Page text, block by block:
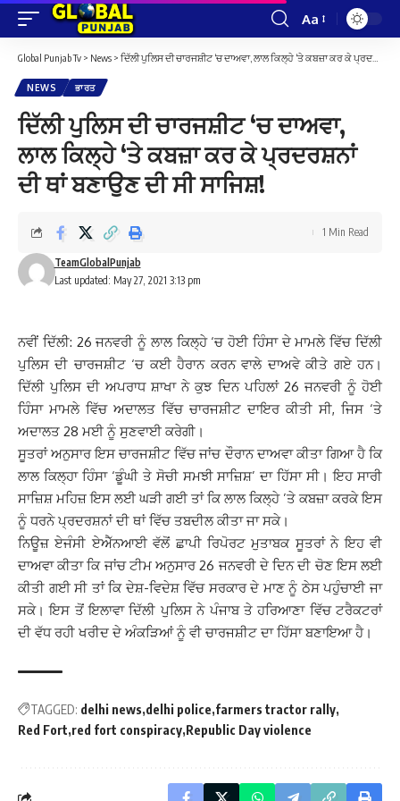
Font
Resizer
Aa
Global Punjab Tv > News > ਦਿੱਲੀ ਪੁਲਿਸ ਦੀ ਚਾਰਜਸ਼ੀਟ ‘ਚ ਦਾਅਵਾ, ਲਾਲ ਕਿਲ੍ਹੇ ‘ਤੇ ਕਬਜ਼ਾ ਕਰ ਕੇ ਪ੍ਰਦਰਸ਼ਨਾਂ ਦੀ ਥਾਂ ਬਣਾਉਣ ਦੀ ਸੀ ਸਾਜਿਸ਼!
NEWS ਭਾਰਤ
ਦਿੱਲੀ ਪੁਲਿਸ ਦੀ ਚਾਰਜਸ਼ੀਟ ‘ਚ ਦਾਅਵਾ,
ਲਾਲ ਕਿਲ੍ਹੇ ‘ਤੇ ਕਬਜ਼ਾ ਕਰ ਕੇ ਪ੍ਰਦਰਸ਼ਨਾਂ
ਦੀ ਥਾਂ ਬਣਾਉਣ ਦੀ ਸੀ ਸਾਜਿਸ਼!
Last updated: May 27, 2021 3:13 pm
TeamGlobalPunjab
1 Min Read
ਨਵੀਂ ਦਿੱਲੀ: 26 ਜਨਵਰੀ ਨੂੰ ਲਾਲ ਕਿਲ੍ਹੇ ‘ਚ ਹੋਈ ਹਿੰਸਾ ਦੇ ਮਾਮਲੇ ਵਿੱਚ ਦਿੱਲੀ
ਪੁਲਿਸ ਦੀ ਚਾਰਜਸ਼ੀਟ ‘ਚ ਕਈ ਹੈਰਾਨ ਕਰਨ ਵਾਲੇ ਦਾਅਵੇ ਕੀਤੇ ਗਏ ਹਨ।
ਦਿੱਲੀ ਪੁਲਿਸ ਦੀ ਅਪਰਾਧ ਸ਼ਾਖਾ ਨੇ ਕੁਝ ਦਿਨ ਪਹਿਲਾਂ 26 ਜਨਵਰੀ ਨੂੰ ਹੋਈ
ਹਿੰਸਾ ਮਾਮਲੇ ਵਿੱਚ ਅਦਾਲਤ ਵਿੱਚ ਚਾਰਜਸ਼ੀਟ ਦਾਇਰ ਕੀਤੀ ਸੀ, ਜਿਸ ‘ਤੇ
ਅਦਾਲਤ 28 ਮਈ ਨੂੰ ਸੁਣਵਾਈ ਕਰੇਗੀ।
ਸੂਤਰਾਂ ਅਨੁਸਾਰ ਇਸ ਚਾਰਜਸ਼ੀਟ ਵਿੱਚ ਜਾਂਚ ਦੌਰਾਨ ਦਾਅਵਾ ਕੀਤਾ ਗਿਆ ਹੈ ਕਿ
ਲਾਲ ਕਿਲ੍ਹਾ ਹਿੰਸਾ ‘ਡੂੰਘੀ ਤੇ ਸੋਚੀ ਸਮਝੀ ਸਾਜ਼ਿਸ਼’ ਦਾ ਹਿੱਸਾ ਸੀ। ਇਹ ਸਾਰੀ
ਸਾਜ਼ਿਸ਼ ਮਹਿਜ਼ ਇਸ ਲਈ ਘੜੀ ਗਈ ਤਾਂ ਕਿ ਲਾਲ ਕਿਲ੍ਹੇ ’ਤੇ ਕਬਜ਼ਾ ਕਰਕੇ ਇਸ
ਨੂੰ ਧਰਨੇ ਪ੍ਰਦਰਸ਼ਨਾਂ ਦੀ ਥਾਂ ਵਿੱਚ ਤਬਦੀਲ ਕੀਤਾ ਜਾ ਸਕੇ।
ਨਿਊਜ਼ ਏਜੰਸੀ ਏਐੱਨਆਈ ਵੱਲੋਂ ਛਾਪੀ ਰਿਪੋਰਟ ਮੁਤਾਬਕ ਸੂਤਰਾਂ ਨੇ ਇਹ ਵੀ
ਦਾਅਵਾ ਕੀਤਾ ਕਿ ਜਾਂਚ ਟੀਮ ਅਨੁਸਾਰ 26 ਜਨਵਰੀ ਦੇ ਦਿਨ ਦੀ ਚੋਣ ਇਸ ਲਈ
ਕੀਤੀ ਗਈ ਸੀ ਤਾਂ ਕਿ ਦੇਸ਼-ਵਿਦੇਸ਼ ਵਿੱਚ ਸਰਕਾਰ ਦੇ ਮਾਣ ਨੂੰ ਠੇਸ ਪਹੁੰਚਾਈ ਜਾ
ਸਕੇ। ਇਸ ਤੋਂ ਇਲਾਵਾ ਦਿੱਲੀ ਪੁਲਿਸ ਨੇ ਪੰਜਾਬ ਤੇ ਹਰਿਆਣਾ ਵਿੱਚ ਟਰੈਕਟਰਾਂ
ਦੀ ਵੱਧ ਰਹੀ ਖਰੀਦ ਦੇ ਅੰਕੜਿਆਂ ਨੂੰ ਵੀ ਚਾਰਜਸ਼ੀਟ ਦਾ ਹਿੱਸਾ ਬਣਾਇਆ ਹੈ।
TAGGED: delhi news delhi police farmers tractor rally
Red Fort red fort conspiracy Republic Day violence